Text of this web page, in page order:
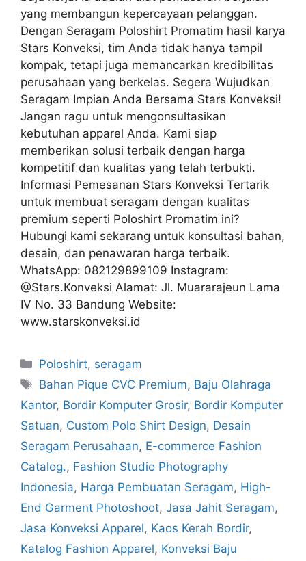
yang membangun kepercayaan pelanggan.
Dengan Seragam Poloshirt Promatim hasil karya
Stars Konveksi, tim Anda tidak hanya tampil
kompak, tetapi juga memancarkan kredibilitas
perusahaan yang berkelas. Segera Wujudkan
Seragam Impian Anda Bersama Stars Konveksi!
Jangan ragu untuk mengonsultasikan
kebutuhan apparel Anda. Kami siap
memberikan solusi terbaik dengan harga
kompetitif dan kualitas yang telah terbukti.
Informasi Pemesanan Stars Konveksi Tertarik
untuk membuat seragam dengan kualitas
premium seperti Poloshirt Promatim ini?
Hubungi kami sekarang untuk konsultasi bahan,
desain, dan penawaran harga terbaik.
WhatsApp: 082129899109 Instagram:
@Stars.Konveksi Alamat: Jl. Muararajeun Lama
IV No. 33 Bandung Website:
www.starskonveksi.id
Poloshirt, seragam
Bahan Pique CVC Premium, Baju Olahraga
Kantor, Bordir Komputer Grosir, Bordir Komputer
Satuan, Custom Polo Shirt Design, Desain
Seragam Perusahaan, E-commerce Fashion
Catalog., Fashion Studio Photography
Indonesia, Harga Pembuatan Seragam, High-
End Garment Photoshoot, Jasa Jahit Seragam,
Jasa Konveksi Apparel, Kaos Kerah Bordir,
Katalog Fashion Apparel, Konveksi Baju